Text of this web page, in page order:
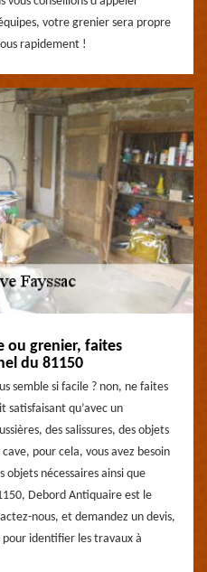
votre grenier sera propre
rapidement !
ou grenier, faites
du 81150
semble si facile ? non, ne faites
satisfaisant qu’avec un
des salissures, des objets
pour cela, vous avez besoin
nécessaires ainsi que
Debord Antiquaire est le
nous, et demandez un devis,
pour identifier les travaux à